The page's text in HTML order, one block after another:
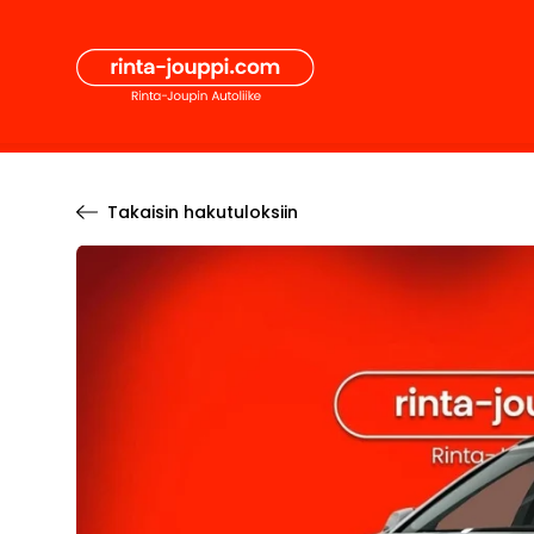
sisältöön
Takaisin hakutuloksiin